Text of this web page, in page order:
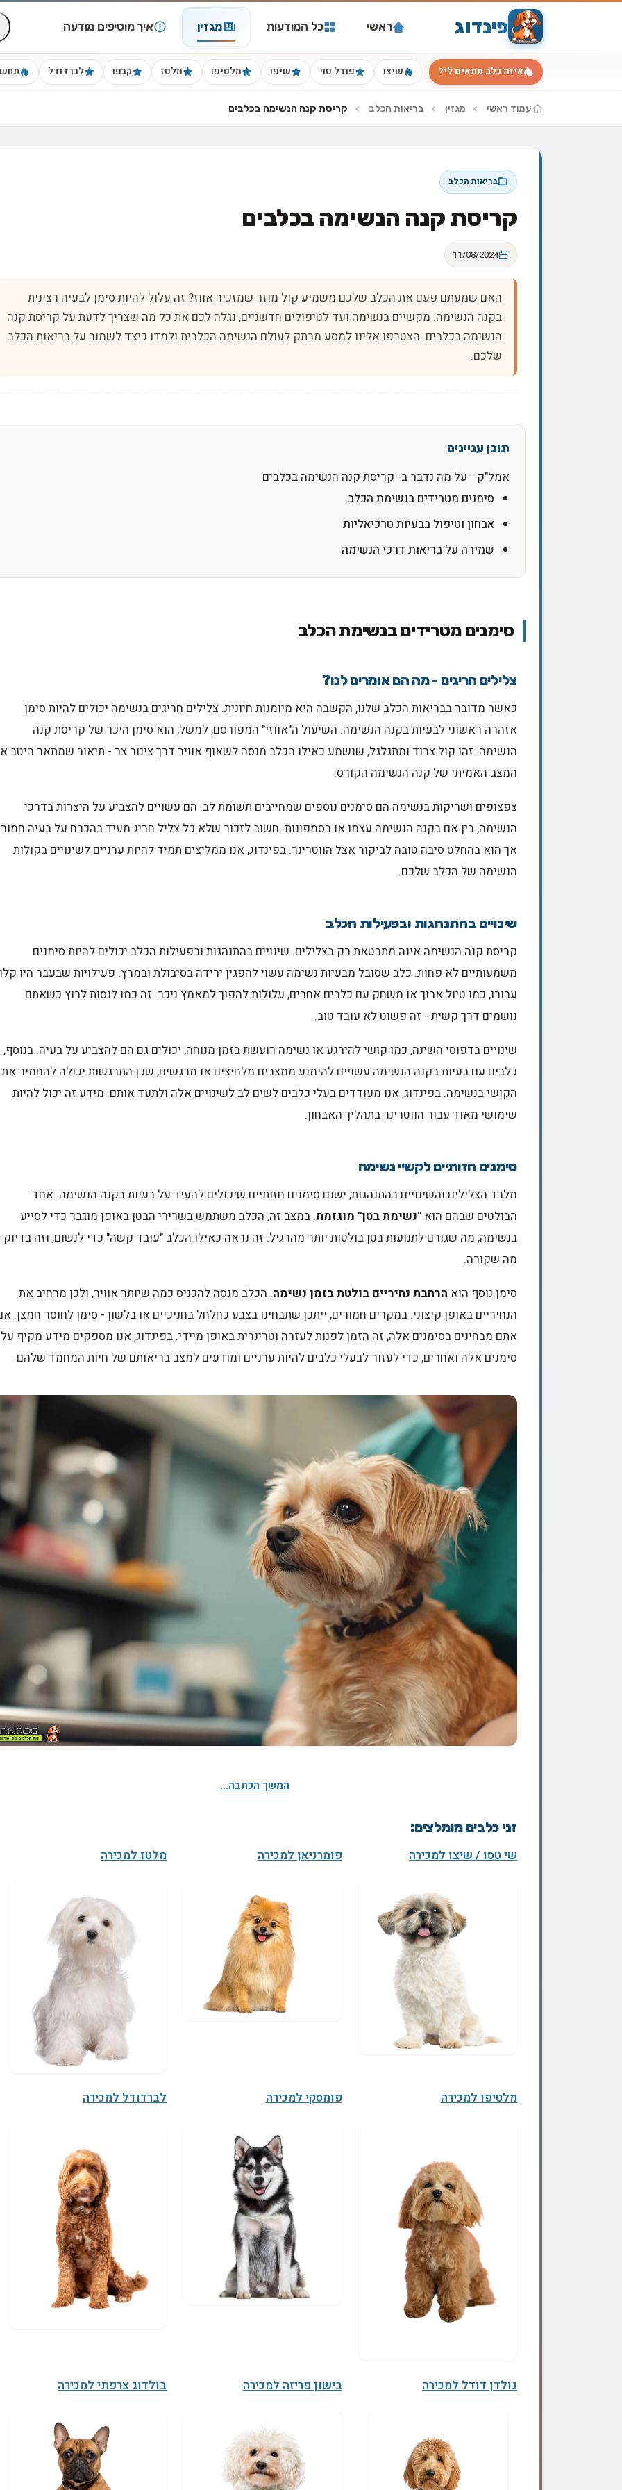
פינדוג ראשי כל המודעות מגזין איך מוסיפים מודעה
איזה כלב מתאים לי? שיצו פודל טוי שיפו מלטיפו מלטז קבפו לברדודל תחש
עמוד ראשי מגזין בריאות הכלב קריסת קנה הנשימה בכלבים
בריאות הכלב
קריסת קנה הנשימה בכלבים
11/08/2024
האם שמעתם פעם את הכלב שלכם משמיע קול מוזר שמזכיר אווז? זה עלול להיות סימן לבעיה רצינית
בקנה הנשימה. מקשיים בנשימה ועד לטיפולים חדשניים, נגלה לכם את כל מה שצריך לדעת על קריסת קנה
הנשימה בכלבים. הצטרפו אלינו למסע מרתק לעולם הנשימה הכלבית ולמדו כיצד לשמור על בריאות הכלב
שלכם.
אמל"ק - על מה נדבר ב- קריסת קנה הנשימה בכלבים
סימנים מטרידים בנשימת הכלב
אבחון וטיפול בבעיות טרכיאליות
שמירה על בריאות דרכי הנשימה
סימנים מטרידים בנשימת הכלב
צלילים חריגים - מה הם אומרים לנו?
כאשר מדובר בבריאות הכלב שלנו, הקשבה היא מיומנות חיונית. צלילים חריגים בנשימה יכולים להיות סימן
אזהרה ראשוני לבעיות בקנה הנשימה. השיעול ה"אווזי" המפורסם, למשל, הוא סימן היכר של קריסת קנה
הנשימה. זהו קול צרוד ומתגלגל, שנשמע כאילו הכלב מנסה לשאוף אוויר דרך צינור צר - תיאור שמתאר היטב
המצב האמיתי של קנה הנשימה הקורס.
צפצופים ושריקות בנשימה הם סימנים נוספים שמחייבים תשומת לב. הם עשויים להצביע על היצרות בדרכי
הנשימה, בין אם בקנה הנשימה עצמו או בסמפונות. חשוב לזכור שלא כל צליל חריג מעיד בהכרח על בעיה
אך הוא בהחלט סיבה טובה לביקור אצל הווטרינר. בפינדוג, אנו ממליצים תמיד להיות ערניים לשינויים בקולות
הנשימה של הכלב שלכם.
שינויים בהתנהגות ובפעילות הכלב
קריסת קנה הנשימה אינה מתבטאת רק בצלילים. שינויים בהתנהגות ובפעילות הכלב יכולים להיות סימנים
משמעותיים לא פחות. כלב שסובל מבעיות נשימה עשוי להפגין ירידה בסיבולת ובמרץ. פעילויות שבעבר היו
עבורו, כמו טיול ארוך או משחק עם כלבים אחרים, עלולות להפוך למאמץ ניכר. זה כמו לנסות לרוץ כשאתם
נושמים דרך קשית - זה פשוט לא עובד טוב.
שינויים בדפוסי השינה, כמו קושי להירגע או נשימה רועשת בזמן מנוחה, יכולים גם הם להצביע על בעיה. בנוסף,
כלבים עם בעיות בקנה הנשימה עשויים להימנע ממצבים מלחיצים או מרגשים, שכן התרגשות יכולה להחמיר את
הקושי בנשימה. בפינדוג, אנו מעודדים בעלי כלבים לשים לב לשינויים אלה ולתעד אותם. מידע זה יכול להיות
שימושי מאוד עבור הווטרינר בתהליך האבחון.
סימנים חזותיים לקשיי נשימה
מלבד הצלילים והשינויים בהתנהגות, ישנם סימנים חזותיים שיכולים להעיד על בעיות בקנה הנשימה. אחד
הבולטים שבהם הוא "נשימת בטן" מוגזמת. במצב זה, הכלב משתמש בשרירי הבטן באופן מוגבר כדי לסייע
בנשימה, מה שגורם לתנועות בטן בולטות יותר מהרגיל. זה נראה כאילו הכלב "עובד קשה" כדי לנשום, וזה בדיוק
מה שקורה.
סימן נוסף הוא הרחבת נחיריים בולטת בזמן נשימה. הכלב מנסה להכניס כמה שיותר אוויר, ולכן מרחיב את
הנחיריים באופן קיצוני. במקרים חמורים, ייתכן שתבחינו בצבע כחלחל בחניכיים או בלשון - סימן לחוסר חמצן.
אתם מבחינים בסימנים אלה, זה הזמן לפנות לעזרה וטרינרית באופן מיידי. בפינדוג, אנו מספקים מידע מקיף על
סימנים אלה ואחרים, כדי לעזור לבעלי כלבים להיות ערניים ומודעים למצב בריאותם של חיות המחמד שלהם.
המשך הכתבה...
זני כלבים מומלצים:
שי טסו / שיצו למכירה פומרניאן למכירה מלטז למכירה
מלטיפו למכירה פומסקי למכירה לברדודל למכירה
גולדן דודל למכירה בישון פריזה למכירה בולדוג צרפתי למכירה